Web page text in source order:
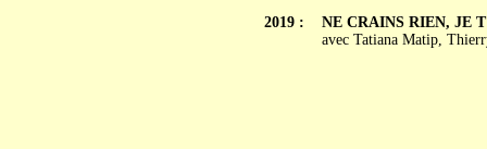
2019 :
NE CRAINS RIEN, JE
avec Tatiana Matip,